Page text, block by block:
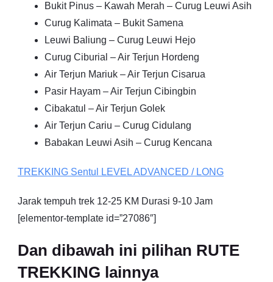
Bukit Pinus – Kawah Merah – Curug Leuwi Asih
Curug Kalimata – Bukit Samena
Leuwi Baliung – Curug Leuwi Hejo
Curug Ciburial – Air Terjun Hordeng
Air Terjun Mariuk – Air Terjun Cisarua
Pasir Hayam – Air Terjun Cibingbin
Cibakatul – Air Terjun Golek
Air Terjun Cariu – Curug Cidulang
Babakan Leuwi Asih – Curug Kencana
TREKKING Sentul LEVEL ADVANCED / LONG
Jarak tempuh trek 12-25 KM Durasi 9-10 Jam
[elementor-template id=”27086″]
Dan dibawah ini pilihan RUTE
TREKKING lainnya